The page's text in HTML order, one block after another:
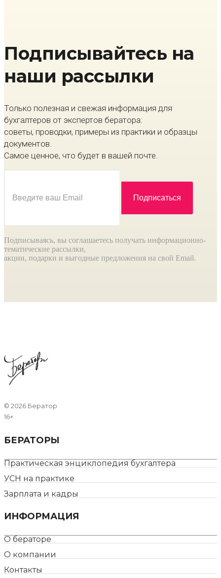
Подписывайтесь на
наши рассылки
Только полезная и свежая информация для
бухгалтеров от экспертов бератора:
советы, проводки, примеры из практики и образцы
документов.
Самое ценное, что будет в вашей почте.
Подписываясь, вы соглашаетесь получать информационно-
тематические рассылки,
акции, подарки и выгодные предложения на свой Email.
© 2026 Бератор
16+
БЕРАТОРЫ
Практическая энциклопедия бухгалтера
УСН на практике
Зарплата и кадры
ИНФОРМАЦИЯ
О бераторе
О компании
Контакты